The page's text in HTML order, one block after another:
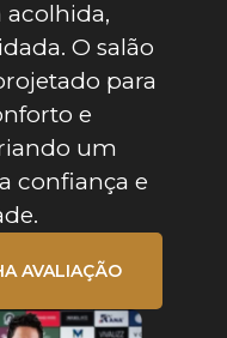
acolhida,
O salão
para
e
um
confiança e
AVALIAÇÃO